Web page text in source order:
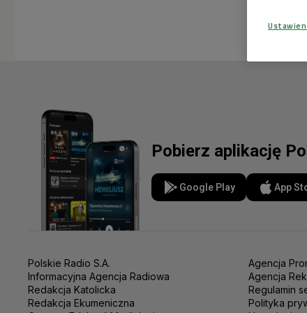
Pobierz aplikację
Google Play App
Polskie Radio S.A.
Informacyjna Agencja Radiowa
Redakcja Katolicka
Redakcja Ekumeniczna
Agencja
Agencja
Regulamin
Polityka